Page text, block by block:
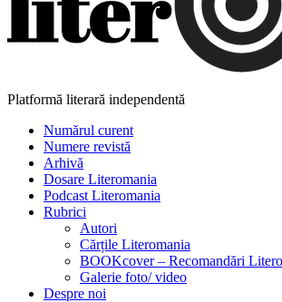
Platformă literară independentă
Numărul curent
Numere revistă
Arhivă
Dosare Literomania
Podcast Literomania
Rubrici
Autori
Cărțile Literomania
BOOKcover – Recomandări
Galerie foto/ video
Despre noi